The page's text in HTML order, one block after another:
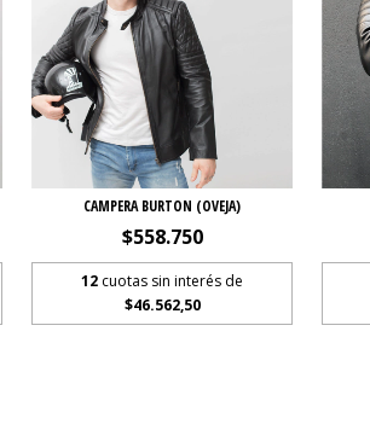
CAMPERA BURTON (OVEJA)
$558.750
12 cuotas sin interés de
$46.562,50